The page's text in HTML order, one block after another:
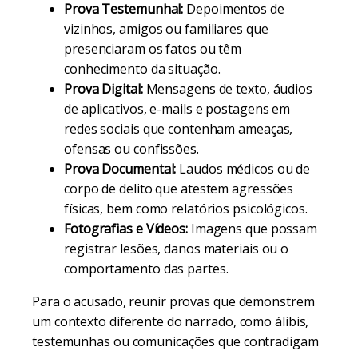
Prova Testemunhal: Depoimentos de
vizinhos, amigos ou familiares que
presenciaram os fatos ou têm
conhecimento da situação.
Prova Digital:Mensagens de texto, áudios
de aplicativos, e-mails e postagens em
redes sociais que contenham ameaças,
ofensas ou confissões.
Prova Documental: Laudos médicos ou de
corpo de delito que atestem agressões
físicas, bem como relatórios psicológicos.
Fotografias e Vídeos:Imagens que possam
registrar lesões, danos materiais ou o
comportamento das partes.
Para o acusado, reunir provas que demonstrem
um contexto diferente do narrado, como álibis,
testemunhas ou comunicações que contradigam